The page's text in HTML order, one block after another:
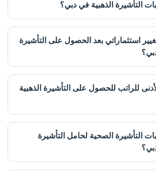
التأشيرة الذهبية في دبي؟
استثماراتي بعد الحصول على التأشيرة
للراتب للحصول على التأشيرة الذهبية
التأشيرة الصحية لحامل التأشيرة